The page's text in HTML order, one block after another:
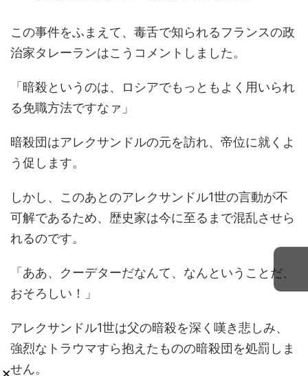
この事件をふまえて、毒舌で知られるフランスの政
治家タレーランはこうコメントしました。
「暗殺というのは、ロシアでもっともよく用いられ
る免職方法ですなァ」
暗殺団はアレクサンドルの元を訪れ、帝位に就くよ
う促します。
しかし、このあとのアレクサンドル1世の言動が不
可解であるため、歴史家は今に至るまで混乱させら
れるのです。
「ああ、クーデターだなんて、なんということだ、
おそろしい！」
アレクサンドル1世は父の暗殺を深く嘆き悲しみ、
強烈なトラウマすら抱えたものの暗殺団を処罰しま
せん。